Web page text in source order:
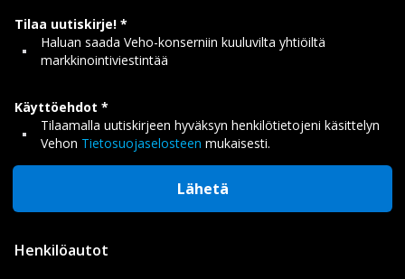
Tilaa uutiskirje!
Haluan saada Veho-konserniin kuuluvilta yhtiöiltä
markkinointiviestintää
Käyttöehdot
Tilaamalla uutiskirjeen hyväksyn henkilötietojeni käsittelyn
Vehon Tietosuojaselosteen mukaisesti.
Lähetä
Henkilöautot